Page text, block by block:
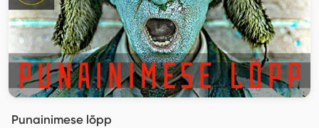
Punainimese lõpp